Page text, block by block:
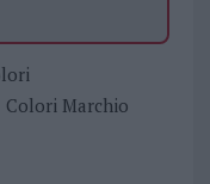
Colori Marchio